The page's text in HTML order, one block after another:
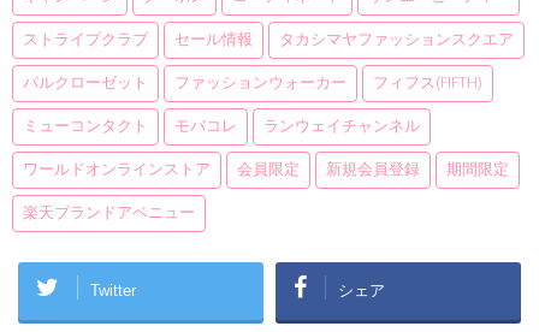
ストライプクラブ セール情報 タカシマヤファッションスクエア
パルクローゼット ファッションウォーカー フィフス(fifth)
ミューコンタクト モバコレ ランウェイチャンネル
ワールドオンラインストア 会員限定 新規会員登録 期間限定
楽天ブランドアベニュー
Twitter シェア